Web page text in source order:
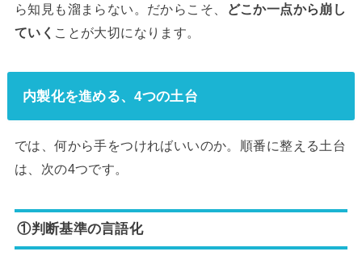
ら知見も溜まらない。だからこそ、
どこか一点から崩し
ていく ことが大切になります。
内製化を進める、4つの土台
では、何から手をつければいいのか。順番に整える土台
は、次の4つです。
①判断基準の言語化